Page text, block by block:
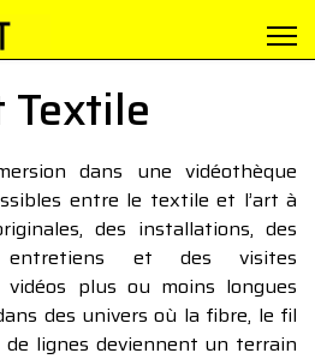
dans une vidéothèque
entre le textile et l’art à
des installations, des
entretiens et des visites
vidéos plus ou moins longues
des univers où la fibre, le fil
lignes deviennent un terrain